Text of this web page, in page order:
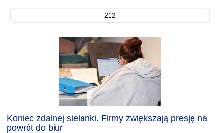
212
Koniec zdalnej sielanki. Firmy zwiększają presję na
powrót do biur